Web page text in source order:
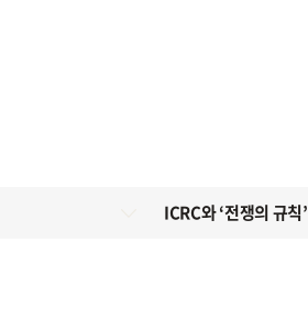
ICRC와 ‘전쟁의 규칙’